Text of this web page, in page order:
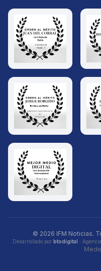
© 2026 IFM Noticias.
Desarrollado por btodigital ·